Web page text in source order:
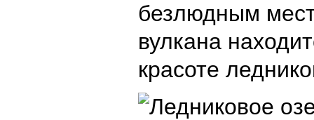
безлюдным
вулкана
красоте